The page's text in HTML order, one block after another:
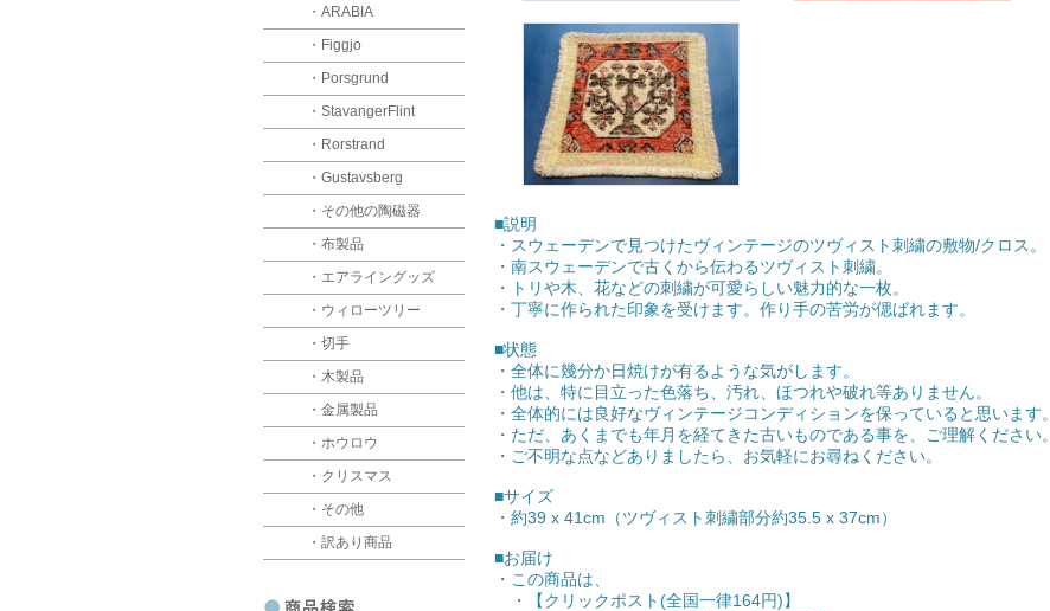
■説明
・スウェーデンで見つけたヴィンテージのツヴィスト刺繍の敷物/クロス。
・南スウェーデンで古くから伝わるツヴィスト刺繍。
・トリや木、花などの刺繍が可愛らしい魅力的な一枚。
・丁寧に作られた印象を受けます。作り手の苦労が偲ばれます。
■状態
・全体に幾分か日焼けが有るような気がします。
・他は、特に目立った色落ち、汚れ、ほつれや破れ等ありません。
・全体的には良好なヴィンテージコンディションを保っていると思います。
・ただ、あくまでも年月を経てきた古いものである事を、ご理解ください。
・ご不明な点などありましたら、お気軽にお尋ねください。
■サイズ
・約39 x 41cm（ツヴィスト刺繍部分約35.5 x 37cm）
■お届け
・この商品は、
・【クリックポスト(全国一律164円)】
・ARABIA
・Figgjo
・Porsgrund
・StavangerFlint
・Rorstrand
・Gustavsberg
・その他の陶磁器
・布製品
・エアライングッズ
・ウィローツリー
・切手
・木製品
・金属製品
・ホウロウ
・クリスマス
・その他
・訳あり商品